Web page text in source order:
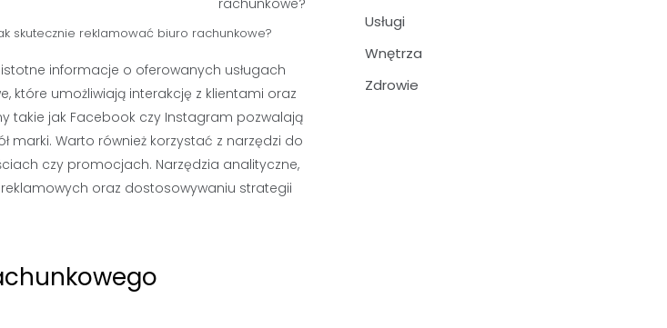
skutecznie reklamować biuro rachunkowe?
informacje o oferowanych usługach
które umożliwiają interakcję z klientami oraz
takie jak Facebook czy Instagram pozwalają
Warto również korzystać z narzędzi do
czy promocjach. Narzędzia analityczne,
oraz dostosowywaniu strategii
Usługi
Wnętrza
Zdrowie